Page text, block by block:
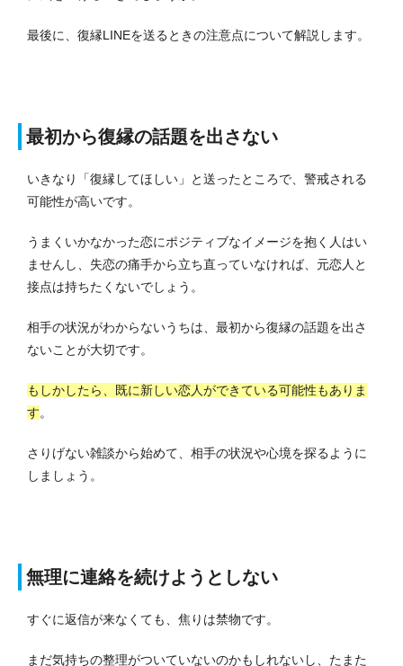
最後に、復縁LINEを送るときの注意点について解説します。
最初から復縁の話題を出さない
いきなり「復縁してほしい」と送ったところで、警戒される
可能性が高いです。
うまくいかなかった恋にポジティブなイメージを抱く人はい
ませんし、失恋の痛手から立ち直っていなければ、元恋人と
接点は持ちたくないでしょう。
相手の状況がわからないうちは、最初から復縁の話題を出さ
ないことが大切です。
もしかしたら、既に新しい恋人ができている可能性もありま
す。
さりげない雑談から始めて、相手の状況や心境を探るように
しましょう。
無理に連絡を続けようとしない
すぐに返信が来なくても、焦りは禁物です。
まだ気持ちの整理がついていないのかもしれないし、たまた